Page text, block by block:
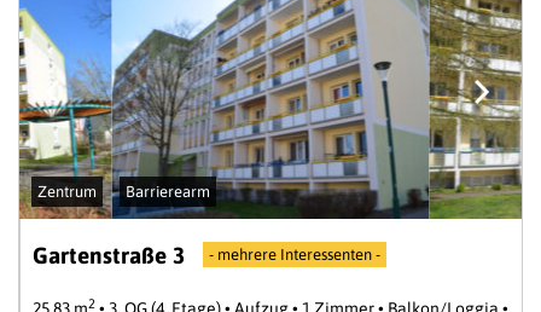
Zentrum Barrierearm
Gartenstraße 3 - mehrere Interessenten -
2